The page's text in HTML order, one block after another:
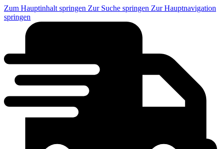
Zum Hauptinhalt springen Zur Suche springen Zur Hauptnavigation
springen